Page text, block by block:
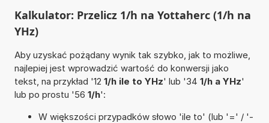
Kalkulator: Przelicz 1/h na Yottaherc (1/h na
YHz)
Aby uzyskać pożądany wynik tak szybko, jak to możliwe,
najlepiej jest wprowadzić wartość do konwersji jako
tekst, na przykład '12 1/h ile to YHz' lub '34 1/h a YHz'
lub po prostu '56 1/h':
W większości przypadków słowo 'ile to' (lub '=' / '-